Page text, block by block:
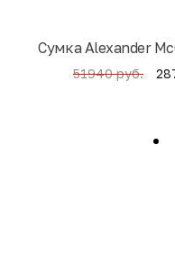
Cумка Alexander
51940 руб.